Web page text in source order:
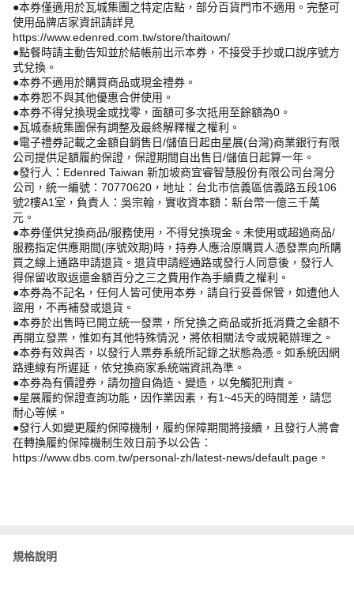
●本券僅適用於瓦城集團之特定店點，部分百貨門市不適用。完整可
使用品牌店家資訊請詳見
https://www.edenred.com.tw/store/thaitown/
●點餐時請主動告知並於結帳前出示本券，不接受手抄或口說序號方
式兌換。
●本券不適用於購買商品或現金禮券。
●本券恕不與其他優惠合併使用。
●本券不得兌換現金或找零，面額可多次抵用至餘額為0。
●瓦城泰統集團保有調整及最終解釋權之權利。
●電子禮券記載之金額自銷售日/儲值日起由星展(台灣)商業銀行有限
公司提供足額履約保證，保證期間自出售日/儲值日起算一年。
●發行人：Edenred Taiwan 新加坡商宜睿智慧股份有限公司台灣分
公司，統一編號：70770620，地址：台北市信義區信義路五段106
號2樓A1室，負責人：吳宗翰，實收資本額：新台幣一億三千萬
元。
●本券僅供兌換商品/服務使用，不得兌換現金。未使用或超過商品/
服務指定供應期間(序號效期)時，持券人應洽原購買人憑發票向所購
買之線上通路申請退貨。退貨申請經通路或發行人同意後，發行人
得保留收取返還金額百分之三之費用作為手續費之權利。
●本券為不記名，任何人皆可使用本券，請自行妥善保管，如遭他人
盜用，不再補發或退貨。
●本券於出售時已開立統一發票，所兌換之商品或折抵消費之金額不
再開立發票，惟如有其他特殊情況，將依相關法令或規範辦理之。
●本券有效與否，以發行人票券系統所記錄之狀態為憑。如系統因網
路連線有所遲延，依兌換商家系統端資訊為準。
●本券為有價證券，請勿擅自偽造、變造，以免觸犯刑責。
●星展履約保證查詢功能，因作業因素，有1~45天的時間差，請您
耐心等候。
●發行人如變更履約保障機制，履約保障期間將接續，且發行人將會
在轉換履約保障機制生效日前予以公告：
https://www.dbs.com.tw/personal-zh/latest-news/default.page。
規格說明